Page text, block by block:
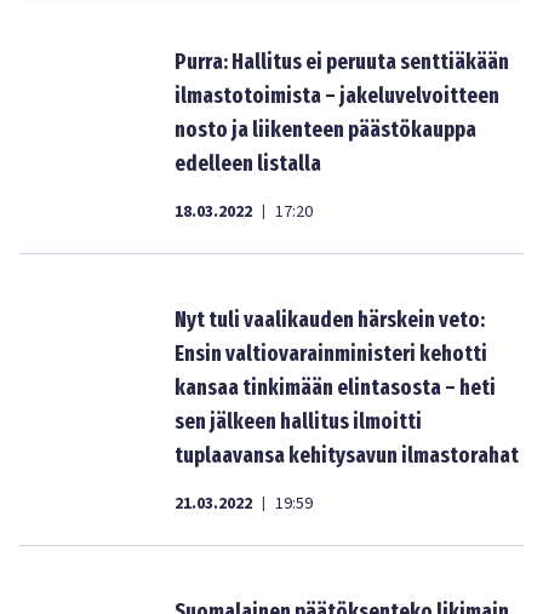
Purra: Hallitus ei peruuta senttiäkään
ilmastotoimista – jakeluvelvoitteen
nosto ja liikenteen päästökauppa
edelleen listalla
18.03.2022 | 17:20
Nyt tuli vaalikauden härskein veto:
Ensin valtiovarainministeri kehotti
kansaa tinkimään elintasosta – heti
sen jälkeen hallitus ilmoitti
tuplaavansa kehitysavun ilmastorahat
21.03.2022 | 19:59